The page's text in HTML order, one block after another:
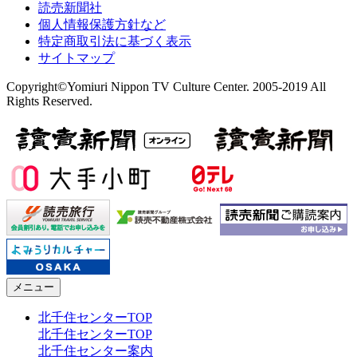
読売新聞社
個人情報保護方針など
特定商取引法に基づく表示
サイトマップ
Copyright©Yomiuri Nippon TV Culture Center. 2005-2019 All
Rights Reserved.
メニュー
北千住センターTOP
北千住センターTOP
北千住センター案内